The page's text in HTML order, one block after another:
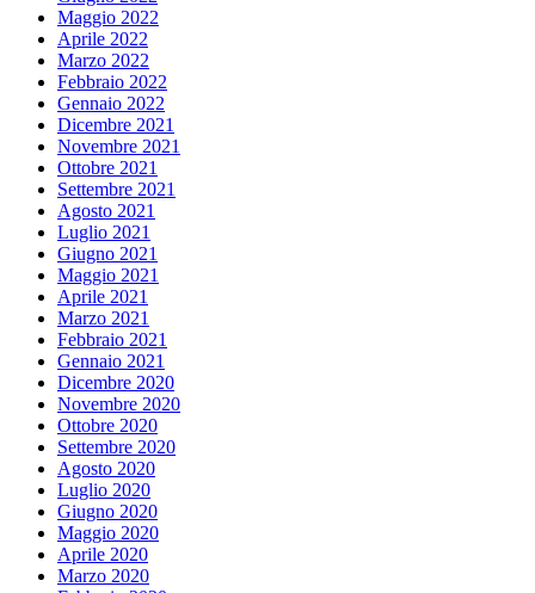
Maggio 2022
Aprile 2022
Marzo 2022
Febbraio 2022
Gennaio 2022
Dicembre 2021
Novembre 2021
Ottobre 2021
Settembre 2021
Agosto 2021
Luglio 2021
Giugno 2021
Maggio 2021
Aprile 2021
Marzo 2021
Febbraio 2021
Gennaio 2021
Dicembre 2020
Novembre 2020
Ottobre 2020
Settembre 2020
Agosto 2020
Luglio 2020
Giugno 2020
Maggio 2020
Aprile 2020
Marzo 2020